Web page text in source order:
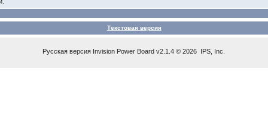
Текстовая версия
Русская версия Invision Power Board v2.1.4 © 2026 IPS, Inc.